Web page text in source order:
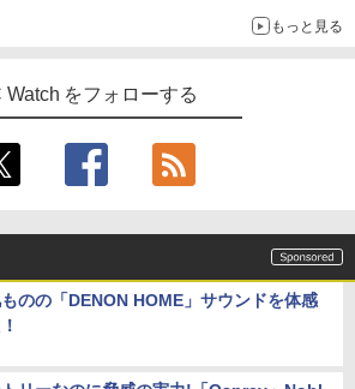
本日10倍！高性能第10世代Core i7-1061
0Uノートパソコン 中古 Dynabook G83
1TB 13.3インチ HDMI搭載 WEBカメラ5
GWIFI Bluetooth内蔵 中古パソコン Mic
プパソコン PC 一体型 Office付き 可能
新品 Lenovo IdeaCentre AIO 24AKP10
en AI7 AI5 メモリ 16GB SSD 512GB Wi
ndows11 Microsoft Office 搭載可 1年
￥144,980
￥18,090
証」DP搭載23.8型ワイド液晶 ブラック]
￥18,090
たのはNVIDIAに怒られたからではないもっと見る
Watch をフォローする
のの「DENON HOME」サウンドを体感